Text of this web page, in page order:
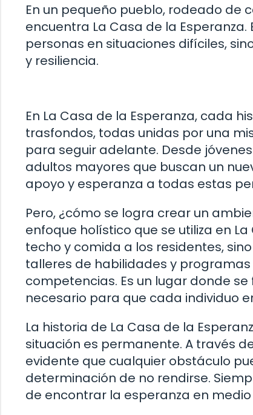
En un pequeño pueblo, rodeado de
encuentra La Casa de la
personas en situaciones difíciles,
y resiliencia.
En La Casa de la Esperanza, cada
trasfondos, todas unidas por una
para seguir adelante. Desde
adultos mayores que buscan un
apoyo y esperanza a todas estas
Pero, ¿cómo se logra crear un
enfoque holístico que se utiliza en
techo y comida a los residentes,
talleres de habilidades y
competencias. Es un lugar donde
necesario para que cada individuo
La historia de La Casa de la
situación es permanente. A través
evidente que cualquier obstáculo
determinación de no rendirse.
de encontrar la esperanza en